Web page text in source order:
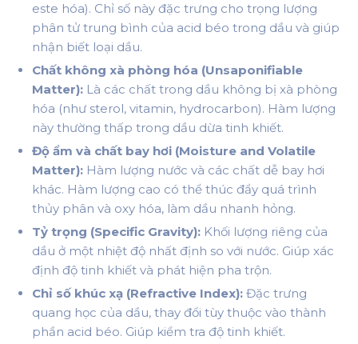
este hóa). Chỉ số này đặc trưng cho trọng lượng
phân tử trung bình của acid béo trong dầu và giúp
nhận biết loại dầu.
Chất không xà phòng hóa (Unsaponifiable
Matter): Là các chất trong dầu không bị xà phòng
hóa (như sterol, vitamin, hydrocarbon). Hàm lượng
này thường thấp trong dầu dừa tinh khiết.
Độ ẩm và chất bay hơi (Moisture and Volatile
Matter): Hàm lượng nước và các chất dễ bay hơi
khác. Hàm lượng cao có thể thúc đẩy quá trình
thủy phân và oxy hóa, làm dầu nhanh hỏng.
Tỷ trọng (Specific Gravity): Khối lượng riêng của
dầu ở một nhiệt độ nhất định so với nước. Giúp xác
định độ tinh khiết và phát hiện pha trộn.
Chỉ số khúc xạ (Refractive Index): Đặc trưng
quang học của dầu, thay đổi tùy thuộc vào thành
phần acid béo. Giúp kiểm tra độ tinh khiết.